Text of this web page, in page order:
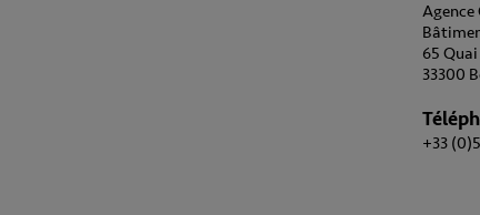
Agence
65
33300
+33